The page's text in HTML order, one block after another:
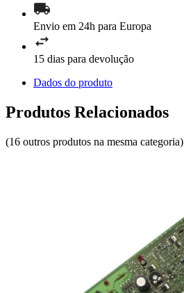
Envio em 24h para Europa
15 dias para devolução
Dados do produto
Produtos Relacionados
(16 outros produtos na mesma categoria)